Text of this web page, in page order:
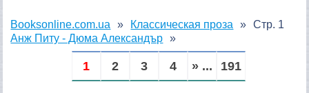
Booksonline.com.ua
Классическая проза
Анж Питу - Дюма Александър
Стр. 1
1 2 3 4 » ... 191